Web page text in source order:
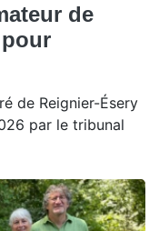
de
de Reignier-Ésery
par le tribunal